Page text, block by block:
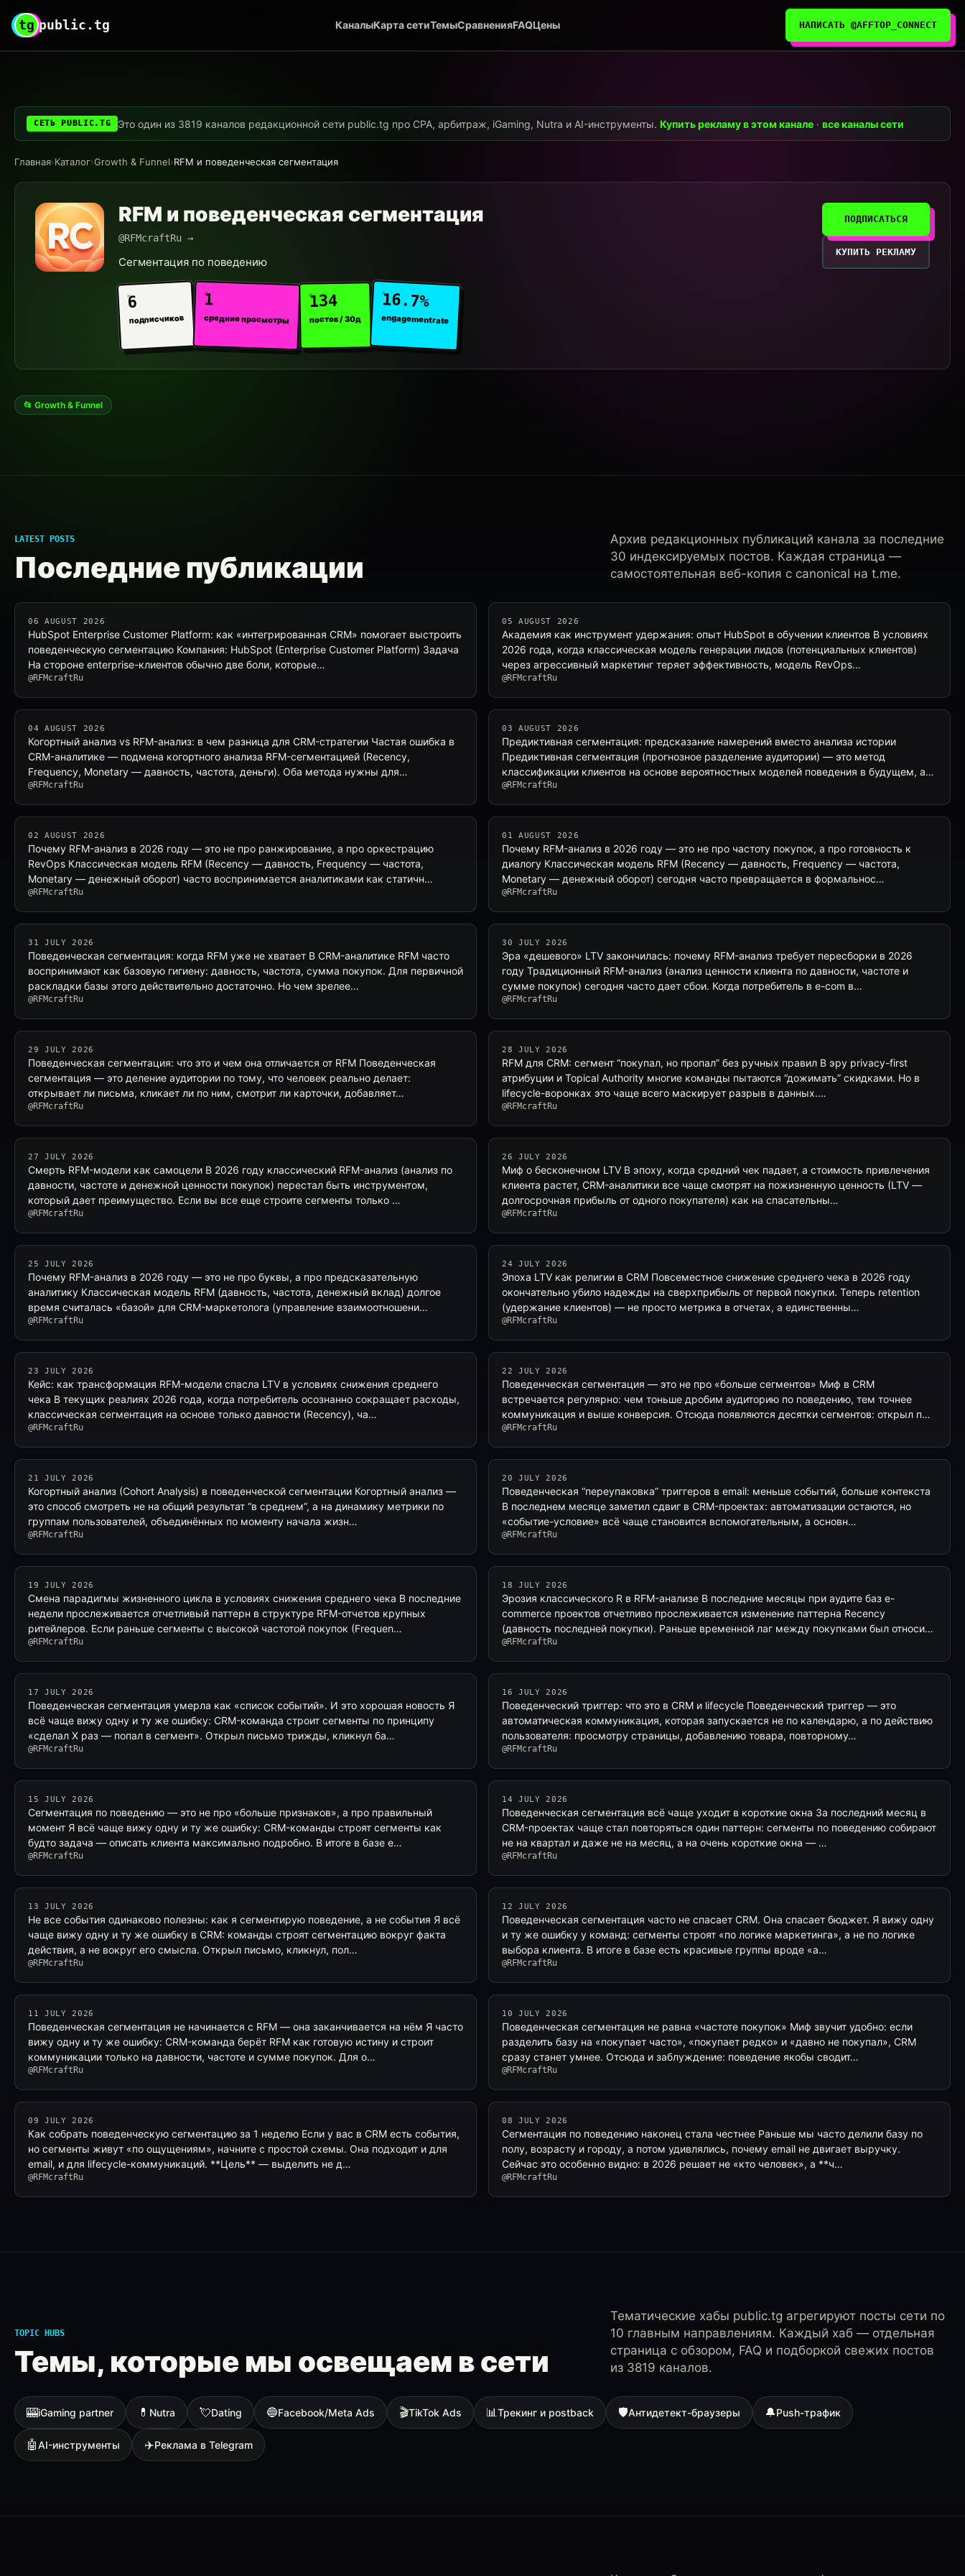
tg public.tg КаналыКарта сетиТемыСравненияFAQЦены НАПИСАТЬ @AFFTOP_CONNECT
СЕТЬ PUBLIC.TG Это один из 3819 каналов редакционной сети public.tg про CPA, арбитраж, iGaming, Nutra и AI-инструменты.Купить рекламу в этом канале ·все каналы сети
Главная›Каталог›Growth & Funnel›RFM и поведенческая сегментация
RFM и поведенческая сегментация
@RFMcraftRu →
Сегментация по поведению
6
подписчиков
1
средние просмотры
134
постов / 30д
16.7%
engagement rate
ПОДПИСАТЬСЯ
КУПИТЬ РЕКЛАМУ
📂 Growth & Funnel
LATEST POSTS
Последние публикации
Архив редакционных публикаций канала за последние
30 индексируемых постов. Каждая страница —
самостоятельная веб-копия с canonical на t.me.
06 AUGUST 2026
HubSpot Enterprise Customer Platform: как «интегрированная CRM» помогает выстроить
поведенческую сегментацию Компания: HubSpot (Enterprise Customer Platform) Задача
На стороне enterprise-клиентов обычно две боли, которые…
@RFMcraftRu
05 AUGUST 2026
Академия как инструмент удержания: опыт HubSpot в обучении клиентов В условиях
2026 года, когда классическая модель генерации лидов (потенциальных клиентов)
через агрессивный маркетинг теряет эффективность, модель RevOps…
@RFMcraftRu
04 AUGUST 2026
Когортный анализ vs RFM-анализ: в чем разница для CRM-стратегии Частая ошибка в
CRM-аналитике — подмена когортного анализа RFM-сегментацией (Recency,
Frequency, Monetary — давность, частота, деньги). Оба метода нужны для…
@RFMcraftRu
03 AUGUST 2026
Предиктивная сегментация: предсказание намерений вместо анализа истории
Предиктивная сегментация (прогнозное разделение аудитории) — это метод
классификации клиентов на основе вероятностных моделей поведения в будущем, а…
@RFMcraftRu
02 AUGUST 2026
Почему RFM-анализ в 2026 году — это не про ранжирование, а про оркестрацию
RevOps Классическая модель RFM (Recency — давность, Frequency — частота,
Monetary — денежный оборот) часто воспринимается аналитиками как статичн…
@RFMcraftRu
01 AUGUST 2026
Почему RFM-анализ в 2026 году — это не про частоту покупок, а про готовность к
диалогу Классическая модель RFM (Recency — давность, Frequency — частота,
Monetary — денежный оборот) сегодня часто превращается в формальнос…
@RFMcraftRu
31 JULY 2026
Поведенческая сегментация: когда RFM уже не хватает В CRM-аналитике RFM часто
воспринимают как базовую гигиену: давность, частота, сумма покупок. Для первичной
раскладки базы этого действительно достаточно. Но чем зрелее…
@RFMcraftRu
30 JULY 2026
Эра «дешевого» LTV закончилась: почему RFM-анализ требует пересборки в 2026
году Традиционный RFM-анализ (анализ ценности клиента по давности, частоте и
сумме покупок) сегодня часто дает сбои. Когда потребитель в e-com в…
@RFMcraftRu
29 JULY 2026
Поведенческая сегментация: что это и чем она отличается от RFM Поведенческая
сегментация — это деление аудитории по тому, что человек реально делает:
открывает ли письма, кликает ли по ним, смотрит ли карточки, добавляет…
@RFMcraftRu
28 JULY 2026
RFM для CRM: сегмент “покупал, но пропал” без ручных правил В эру privacy-first
атрибуции и Topical Authority многие команды пытаются “дожимать” скидками. Но в
lifecycle-воронках это чаще всего маскирует разрыв в данных.…
@RFMcraftRu
27 JULY 2026
Смерть RFM-модели как самоцели В 2026 году классический RFM-анализ (анализ по
давности, частоте и денежной ценности покупок) перестал быть инструментом,
который дает преимущество. Если вы все еще строите сегменты только …
@RFMcraftRu
26 JULY 2026
Миф о бесконечном LTV В эпоху, когда средний чек падает, а стоимость привлечения
клиента растет, CRM-аналитики все чаще смотрят на пожизненную ценность (LTV —
долгосрочная прибыль от одного покупателя) как на спасательны…
@RFMcraftRu
25 JULY 2026
Почему RFM-анализ в 2026 году — это не про буквы, а про предсказательную
аналитику Классическая модель RFM (давность, частота, денежный вклад) долгое
время считалась «базой» для CRM-маркетолога (управление взаимоотношени…
@RFMcraftRu
24 JULY 2026
Эпоха LTV как религии в CRM Повсеместное снижение среднего чека в 2026 году
окончательно убило надежды на сверхприбыль от первой покупки. Теперь retention
(удержание клиентов) — не просто метрика в отчетах, а единственны…
@RFMcraftRu
23 JULY 2026
Кейс: как трансформация RFM-модели спасла LTV в условиях снижения среднего
чека В текущих реалиях 2026 года, когда потребитель осознанно сокращает расходы,
классическая сегментация на основе только давности (Recency), ча…
@RFMcraftRu
22 JULY 2026
Поведенческая сегментация — это не про «больше сегментов» Миф в CRM
встречается регулярно: чем тоньше дробим аудиторию по поведению, тем точнее
коммуникация и выше конверсия. Отсюда появляются десятки сегментов: открыл п…
@RFMcraftRu
21 JULY 2026
Когортный анализ (Cohort Analysis) в поведенческой сегментации Когортный анализ —
это способ смотреть не на общий результат “в среднем”, а на динамику метрики по
группам пользователей, объединённых по моменту начала жизн…
@RFMcraftRu
20 JULY 2026
Поведенческая “переупаковка” триггеров в email: меньше событий, больше контекста
В последнем месяце заметил сдвиг в CRM-проектах: автоматизации остаются, но
«событие-условие» всё чаще становится вспомогательным, а основн…
@RFMcraftRu
19 JULY 2026
Смена парадигмы жизненного цикла в условиях снижения среднего чека В последние
недели прослеживается отчетливый паттерн в структуре RFM-отчетов крупных
ритейлеров. Если раньше сегменты с высокой частотой покупок (Frequen…
@RFMcraftRu
18 JULY 2026
Эрозия классического R в RFM-анализе В последние месяцы при аудите баз e-
commerce проектов отчетливо прослеживается изменение паттерна Recency
(давность последней покупки). Раньше временной лаг между покупками был относи…
@RFMcraftRu
17 JULY 2026
Поведенческая сегментация умерла как «список событий». И это хорошая новость Я
всё чаще вижу одну и ту же ошибку: CRM-команда строит сегменты по принципу
«сделал X раз — попал в сегмент». Открыл письмо трижды, кликнул ба…
@RFMcraftRu
16 JULY 2026
Поведенческий триггер: что это в CRM и lifecycle Поведенческий триггер — это
автоматическая коммуникация, которая запускается не по календарю, а по действию
пользователя: просмотру страницы, добавлению товара, повторному…
@RFMcraftRu
15 JULY 2026
Сегментация по поведению — это не про «больше признаков», а про правильный
момент Я всё чаще вижу одну и ту же ошибку: CRM-команды строят сегменты как
будто задача — описать клиента максимально подробно. В итоге в базе е…
@RFMcraftRu
14 JULY 2026
Поведенческая сегментация всё чаще уходит в короткие окна За последний месяц в
CRM-проектах чаще стал повторяться один паттерн: сегменты по поведению собирают
не на квартал и даже не на месяц, а на очень короткие окна — …
@RFMcraftRu
13 JULY 2026
Не все события одинаково полезны: как я сегментирую поведение, а не события Я всё
чаще вижу одну и ту же ошибку в CRM: команды строят сегментацию вокруг факта
действия, а не вокруг его смысла. Открыл письмо, кликнул, пол…
@RFMcraftRu
12 JULY 2026
Поведенческая сегментация часто не спасает CRM. Она спасает бюджет. Я вижу одну
и ту же ошибку у команд: сегменты строят «по логике маркетинга», а не по логике
выбора клиента. В итоге в базе есть красивые группы вроде «а…
@RFMcraftRu
11 JULY 2026
Поведенческая сегментация не начинается с RFM — она заканчивается на нём Я часто
вижу одну и ту же ошибку: CRM-команда берёт RFM как готовую истину и строит
коммуникации только на давности, частоте и сумме покупок. Для о…
@RFMcraftRu
10 JULY 2026
Поведенческая сегментация не равна «частоте покупок» Миф звучит удобно: если
разделить базу на «покупает часто», «покупает редко» и «давно не покупал», CRM
сразу станет умнее. Отсюда и заблуждение: поведение якобы сводит…
@RFMcraftRu
09 JULY 2026
Как собрать поведенческую сегментацию за 1 неделю Если у вас в CRM есть события,
но сегменты живут «по ощущениям», начните с простой схемы. Она подходит и для
email, и для lifecycle-коммуникаций. **Цель** — выделить не д…
@RFMcraftRu
08 JULY 2026
Сегментация по поведению наконец стала честнее Раньше мы часто делили базу по
полу, возрасту и городу, а потом удивлялись, почему email не двигает выручку.
Сейчас это особенно видно: в 2026 решает не «кто человек», а **ч…
@RFMcraftRu
TOPIC HUBS
Темы, которые мы освещаем в сети
Тематические хабы public.tg агрегируют посты сети по
10 главным направлениям. Каждый хаб — отдельная
страница с обзором, FAQ и подборкой свежих постов
из 3819 каналов.
🎰iGaming partner 💊 Nutra 💘Dating 🔵Facebook/Meta Ads 🎬TikTok Ads 📊Трекинг и postback 🛡Антидетект-браузеры 🔔Push-трафик
🤖AI-инструменты ✈️Реклама в Telegram